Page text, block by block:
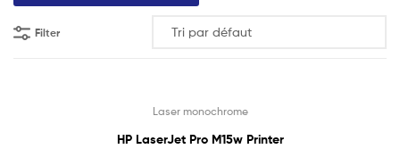
Filter
Laser monochrome
HP LaserJet Pro M15w Printer